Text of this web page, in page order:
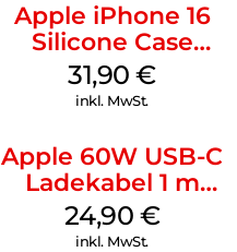
Apple iPhone 16
Silicone Case
MagSafe Fuchsia
31,90€
inkl. MwSt.
Apple 60W USB-C
Ladekabel 1 m
Weiß
24,90 €
inkl. MwSt.